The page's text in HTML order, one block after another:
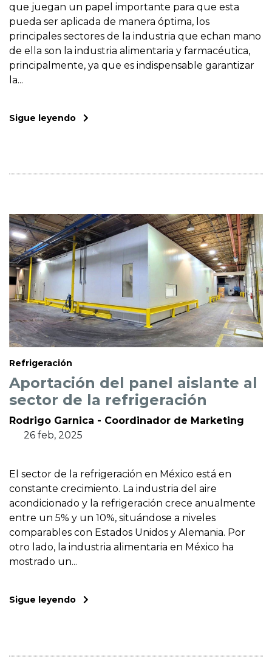
que juegan un papel importante para que esta
pueda ser aplicada de manera óptima, los
principales sectores de la industria que echan mano
de ella son la industria alimentaria y farmacéutica,
principalmente, ya que es indispensable garantizar
la...
Sigue leyendo
Refrigeración
Aportación del panel aislante al
sector de la refrigeración
Rodrigo Garnica - Coordinador de Marketing
26 feb, 2025
El sector de la refrigeración en México está en
constante crecimiento. La industria del aire
acondicionado y la refrigeración crece anualmente
entre un 5% y un 10%, situándose a niveles
comparables con Estados Unidos y Alemania. Por
otro lado, la industria alimentaria en México ha
mostrado un...
Sigue leyendo